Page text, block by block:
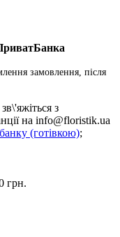
замовлення, після
з
на info@floristik.ua
(готівкою);
грн.